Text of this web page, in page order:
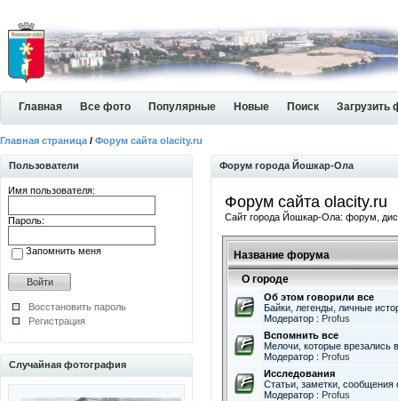
Главная Все фото Популярные Новые Поиск Загрузить
Главная страница / Форум сайта olacity.ru
Пользователи
Имя пользователя:
Пароль:
Запомнить меня
Восстановить пароль
Регистрация
Случайная фотография
Форум города Йошкар-Ола
Форум сайта olacity.ru
Сайт города Йошкар-Ола: форум,
Название форума
О городе
Об этом говорили все
Байки, легенды, личные
Модератор : Profus
Вспомнить все
Мелочи, которые врезались
Модератор : Profus
Исследования
Статьи, заметки, сообщения
Модератор : Profus